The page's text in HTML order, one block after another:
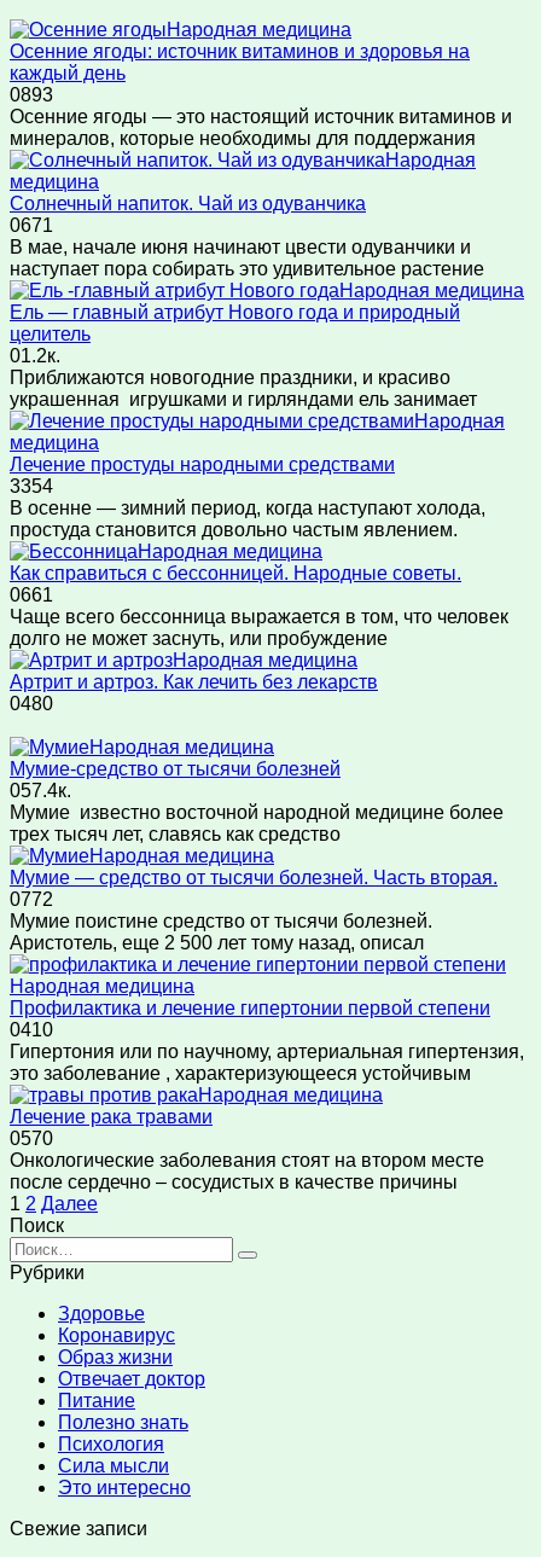
Народная медицина
Осенние ягоды: источник витаминов и здоровья на
каждый день
0893
Осенние ягоды — это настоящий источник витаминов и
минералов, которые необходимы для поддержания
Народная
медицина
Солнечный напиток. Чай из одуванчика
0671
В мае, начале июня начинают цвести одуванчики и
наступает пора собирать это удивительное растение
Народная медицина
Ель — главный атрибут Нового года и природный
целитель
01.2к.
Приближаются новогодние праздники, и красиво
украшенная игрушками и гирляндами ель занимает
Народная
медицина
Лечение простуды народными средствами
3354
В осенне — зимний период, когда наступают холода,
простуда становится довольно частым явлением.
Народная медицина
Как справиться с бессонницей. Народные советы.
0661
Чаще всего бессонница выражается в том, что человек
долго не может заснуть, или пробуждение
Народная медицина
Артрит и артроз. Как лечить без лекарств
0480
Народная медицина
Мумие-средство от тысячи болезней
057.4к.
Мумие известно восточной народной медицине более
трех тысяч лет, славясь как средство
Народная медицина
Мумие — средство от тысячи болезней. Часть вторая.
0772
Мумие поистине средство от тысячи болезней.
Аристотель, еще 2 500 лет тому назад, описал
Народная медицина
Профилактика и лечение гипертонии первой степени
0410
Гипертония или по научному, артериальная гипертензия,
это заболевание , характеризующееся устойчивым
Народная медицина
Лечение рака травами
0570
Онкологические заболевания стоят на втором месте
после сердечно – сосудистых в качестве причины
Пагинация
записей
1 2 Далее
Поиск
Search
for:
Рубрики
Здоровье
Коронавирус
Образ жизни
Отвечает доктор
Питание
Полезно знать
Психология
Сила мысли
Это интересно
Свежие записи